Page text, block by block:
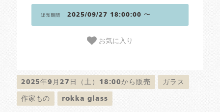
販売期間 2025/09/27 18:00:00 〜
お気に入り
2025年9月27日（土）18:00から販売 ガラス
作家もの rokka glass